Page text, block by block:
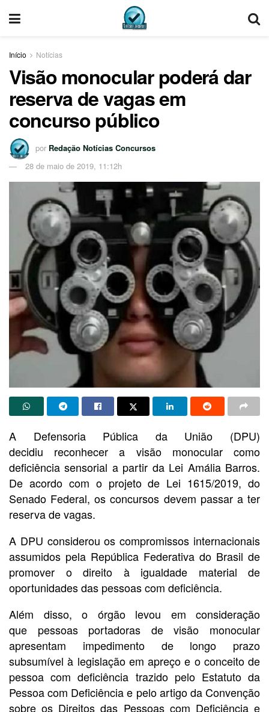
Início Notícias
Visão monocular poderá dar
reserva de vagas em
concurso público
por Redação Notícias Concursos
28 de maio de 2019, 11:12h
A Defensoria Pública da União (DPU)
decidiu reconhecer a visão monocular como
deficiência sensorial a partir da Lei Amália Barros.
De acordo com o projeto de Lei 1615/2019, do
Senado Federal, os concursos devem passar a ter
reserva de vagas.
A DPU considerou os compromissos internacionais
assumidos pela República Federativa do Brasil de
promover o direito à igualdade material de
oportunidades das pessoas com deficiência.
Além disso, o órgão levou em consideração
que pessoas portadoras de visão monocular
apresentam impedimento de longo prazo
subsumível à legislação em apreço e o conceito de
pessoa com deficiência trazido pelo Estatuto da
Pessoa com Deficiência e pelo artigo da Convenção
sobre os Direitos das Pessoas com Deficiência e